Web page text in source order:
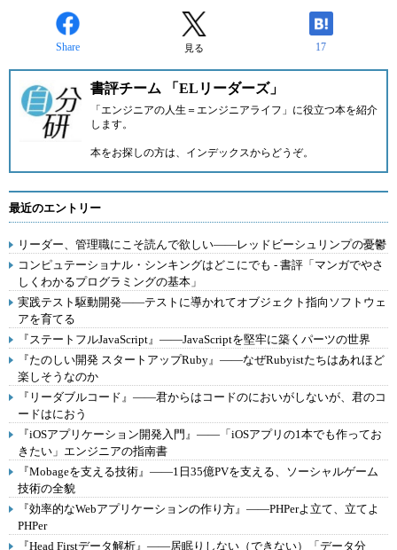
Share 見る 17
書評チーム 「ELリーダーズ」
「エンジニアの人生＝エンジニアライフ」に役立つ本を紹介
します。
本をお探しの方は、 インデックスからどうぞ。
最近のエントリー
リーダー、管理職にこそ読んで欲しい――レッドビーシュリンプの憂鬱
コンピュテーショナル・シンキングはどこにでも - 書評「マンガでやさ
しくわかるプログラミングの基本」
実践テスト駆動開発――テストに導かれてオブジェクト指向ソフトウェ
アを育てる
『ステートフルJavaScript』――JavaScriptを堅牢に築くパーツの世界
『たのしい開発 スタートアップRuby』――なぜRubyistたちはあれほど
楽しそうなのか
『リーダブルコード』――君からはコードのにおいがしないが、君のコ
ードはにおう
『iOSアプリケーション開発入門』――「iOSアプリの1本でも作ってお
きたい」エンジニアの指南書
『Mobageを支える技術』――1日35億PVを支える、ソーシャルゲーム
技術の全貌
『効率的なWebアプリケーションの作り方』――PHPerよ立て、立てよ
PHPer
『Head Firstデータ解析』――居眠りしない（できない）「データ分